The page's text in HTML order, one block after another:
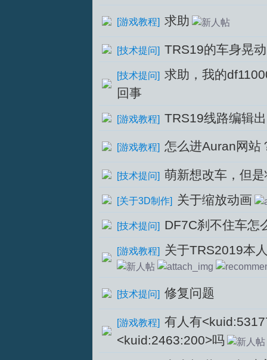
[游戏教程] 求助
[技术提问] TRS19的车身晃
[技术提问] 求助，我的
回事
[游戏教程] TRS19线路编辑
[游戏教程] 怎么进Auran网站
[技术提问] 萌新想改车，但
[关于3D制作] 关于缩放动画
[技术提问] DF7C刹不住车怎
[游戏教程] 关于TRS2019本
[技术提问] 修复问题
[游戏教程] 有人有
<kuid:2463:200>吗